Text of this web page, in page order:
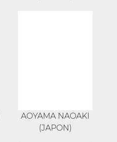
AOYAMA NAOAKI
(JAPON)